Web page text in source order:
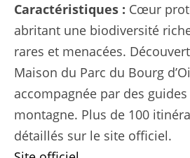
Caractéristiques : Cœur
abritant une biodiversité
rares et menacées.
Maison du Parc du Bourg
accompagnée par des
montagne. Plus de 100
détaillés sur le site officiel.